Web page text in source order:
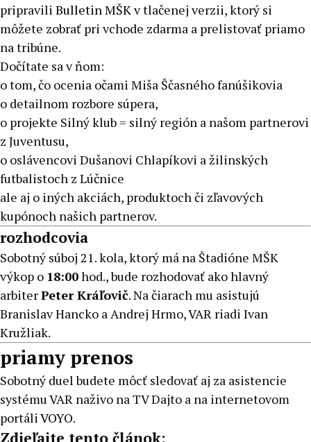
pripravili Bulletin MŠKv tlačenej verzii, ktorý si
môžete zobrať pri vchode zdarma a prelistovať priamo
na tribúne.
Dočítate sa v ňom:
o tom, čo ocenia očami Miša Ščasného fanúšikovia
o detailnom rozbore súpera,
o projekte Silný klub = silný región a našom partnerovi
z Juventusu,
o oslávencovi Dušanovi Chlapíkovi a žilinských
futbalistoch z Lúčnice
ale aj o iných akciách, produktoch či zľavových
kupónoch našich partnerov.
rozhodcovia
Sobotný súboj 21. kola, ktorý má na Štadióne MŠK
výkop o 18:00hod., bude rozhodovať ako hlavný
arbiterPeter Kráľovič. Na čiarach mu asistujú
Branislav Hancko a Andrej Hrmo, VAR riadi Ivan
Kružliak.
priamy prenos
Sobotný duel budete môcť sledovať aj za asistencie
systému VAR naživo na TV Dajto a na internetovom
portáliVOYO.
Zdieľajte tento článok: